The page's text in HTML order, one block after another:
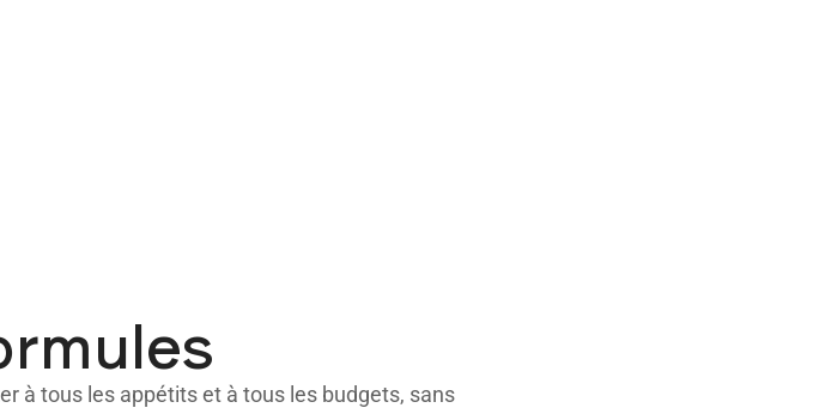
à tous les appétits et à tous les budgets, sans